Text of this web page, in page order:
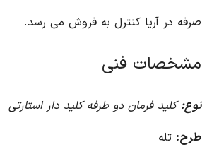
صرفه در آریا کنترل به فروش می رسد.
مشخصات فنی
نوع:کلید فرمان دو طرفه کلید دار استارتی
طرح: تله